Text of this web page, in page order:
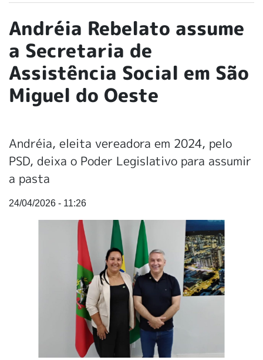
Andréia Rebelato assume
a Secretaria de
Assistência Social em São
Miguel do Oeste
Andréia, eleita vereadora em 2024, pelo
PSD, deixa o Poder Legislativo para assumir
a pasta
24/04/2026 - 11:26